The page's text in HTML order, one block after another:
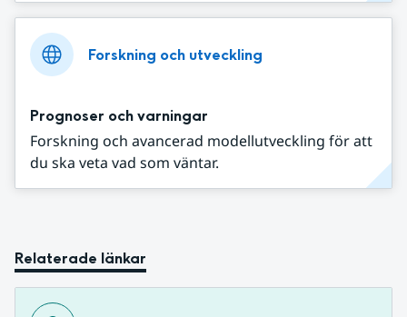
Forskning och utveckling
Prognoser och varningar
Forskning och avancerad modellutveckling för att
du ska veta vad som väntar.
Relaterade länkar